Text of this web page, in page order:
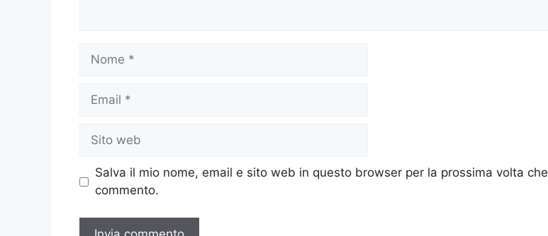
Nome
Email
Sito
web
Salva il mio nome, email e sito web in questo browser per la prossima volta che
commento.